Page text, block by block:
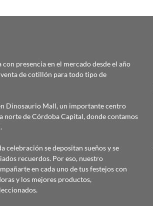
con presencia en el mercado desde el año
de cotillón para todo tipo de
Dinosaurio Mall, un importante centro
norte de Córdoba Capital, donde contamos
celebración se depositan sueños y se
recuerdos. Por eso, nuestro
en cada uno de tus festejos con
y los mejores productos,